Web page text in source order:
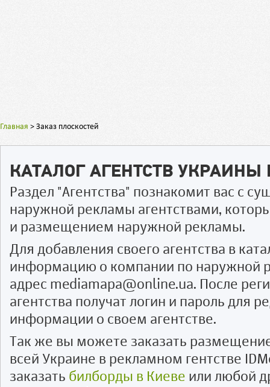
Главная > Заказ плоскостей
КАТАЛОГ АГЕНТСТВ
Раздел "Агентства" познакомит вас с
наружной рекламы агентствами,
и размещением наружной рекламы.
Для добавления своего агентства в
информацию о компании по наружной
адрес mediamapa@online.ua. После
агентства получат логин и пароль для
информации о своем агентстве.
Так же вы можете заказать
всей Украине в рекламном гентстве
заказать билборды в Киеве или любой